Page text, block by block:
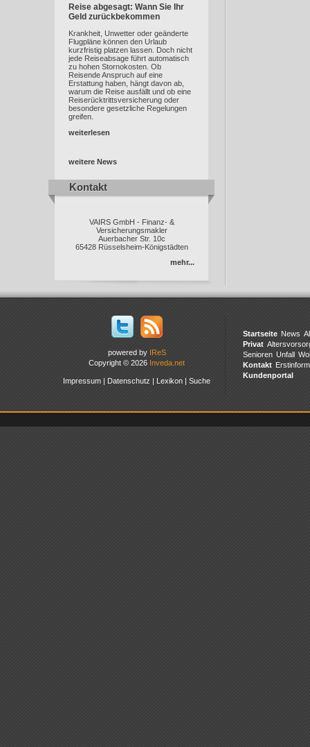
Reise abgesagt: Wann Sie Ihr
Geld zurückbekommen
Krankheit, Unwetter oder geänderte
Flugpläne können den Urlaub
kurzfristig platzen lassen. Doch nicht
jede Reiseabsage führt automatisch
zu hohen Stornokosten. Ob
Reisende Anspruch auf eine
Erstattung haben, hängt davon ab,
warum die Reise ausfällt und ob eine
Reiserücktrittsversicherung oder
besondere gesetzliche Regelungen
greifen.
weiterlesen
weitere News
Kontakt
Kontakt
VAIRS GmbH - Finanz- &
Versicherungsmakler
Auerbacher Str. 10c
65428 Rüsselsheim-Königstädten
mehr...
powered by IReS
Copyright © 2026 Inveda.net
Impressum | Datenschutz | Lexikon | Suche
Startseite News
Privat
Senioren Unfall
Kontakt
Kundenportal